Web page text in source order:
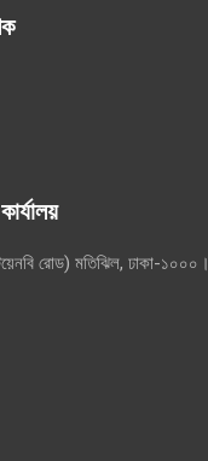
রোড) মতিঝিল, ঢাকা-১০০০।